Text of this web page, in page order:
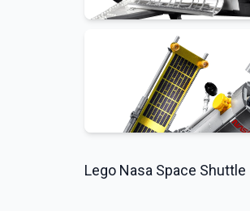
Lego Nasa Space Shuttle